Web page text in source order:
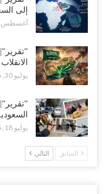
وسط غضبٍ جنوباً.. دعوات
للتجنيد إلى ساحة لتصفية
“تعز“| مع اقتراب إعادة
لإشعال حرب..!
أغسطس 2, 2026
“حضرموت“| تغييرات
بالعبر.. هل بدأت الرياض
أغسطس 2, 2026
إلى
أغسطس 4, 2026
يوليو 30, 2026
يوليو 18, 2026
السابق التالي